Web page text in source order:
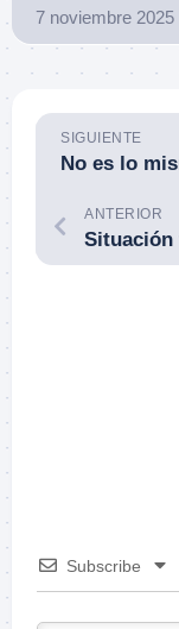
7 noviembre 2025
SIGUIENTE
ANTERIOR
Subscribe